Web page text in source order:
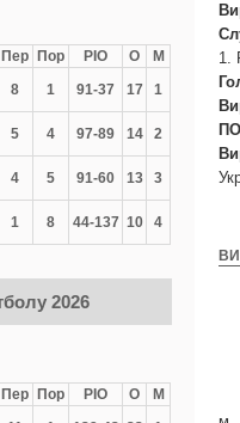
Пер Пор РІО О
М
8 1 91-37 17
1
5 4 97-89 14
2
4 5 91-60 13
3
1 8 44-137 10 4
2026
Пер Пор РІО О
М
1.